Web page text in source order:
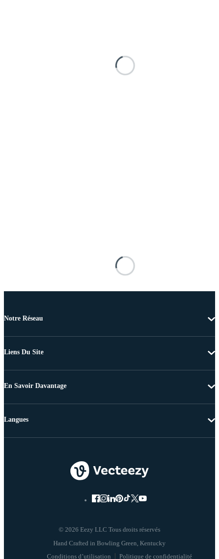
Notre Réseau
Liens Du Site
En Savoir Davantage
© 2026 Eezy LLC Tous droits réservés
Conditions d’utilisation Politique de confidentialité
Langues